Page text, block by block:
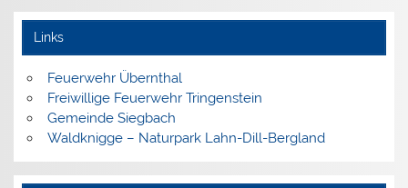
Links
Feuerwehr Übernthal
Freiwillige Feuerwehr Tringenstein
Gemeinde Siegbach
Waldknigge – Naturpark Lahn-Dill-Bergland